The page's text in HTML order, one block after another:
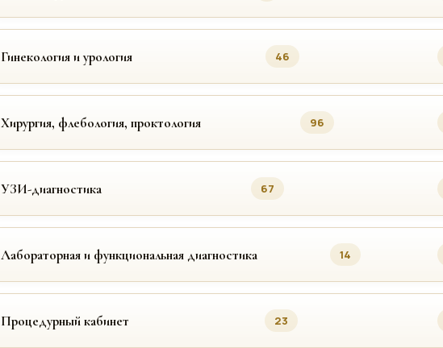
Гинекология и урология 46
Хирургия, флебология, проктология 96
УЗИ-диагностика 67
Лабораторная и функциональная диагностика 14
Процедурный кабинет 23